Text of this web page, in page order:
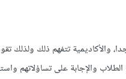
والأكاديمية تتفهم ذلك ولذلك
الطلاب والإجابة على